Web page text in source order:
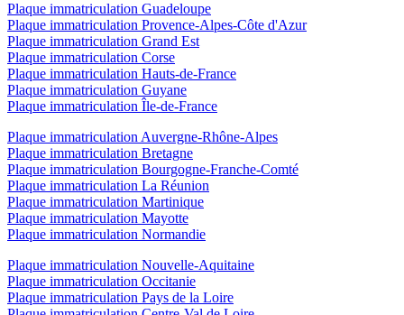
Plaque immatriculation Guadeloupe
Plaque immatriculation Provence-Alpes-Côte d'Azur
Plaque immatriculation Grand Est
Plaque immatriculation Corse
Plaque immatriculation Hauts-de-France
Plaque immatriculation Guyane
Plaque immatriculation Île-de-France
Plaque immatriculation Auvergne-Rhône-Alpes
Plaque immatriculation Bretagne
Plaque immatriculation Bourgogne-Franche-Comté
Plaque immatriculation La Réunion
Plaque immatriculation Martinique
Plaque immatriculation Mayotte
Plaque immatriculation Normandie
Plaque immatriculation Nouvelle-Aquitaine
Plaque immatriculation Occitanie
Plaque immatriculation Pays de la Loire